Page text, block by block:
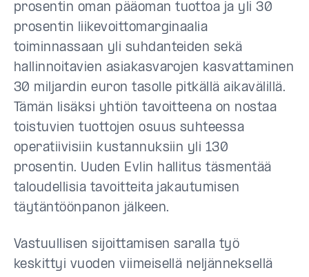
prosentin oman pääoman tuottoa ja yli 30
prosentin liikevoittomarginaalia
toiminnassaan yli suhdanteiden sekä
hallinnoitavien asiakasvarojen kasvattaminen
30 miljardin euron tasolle pitkällä aikavälillä.
Tämän lisäksi yhtiön tavoitteena on nostaa
toistuvien tuottojen osuus suhteessa
operatiivisiin kustannuksiin yli 130
prosentin. Uuden Evlin hallitus täsmentää
taloudellisia tavoitteita jakautumisen
täytäntöönpanon jälkeen.
Vastuullisen sijoittamisen saralla työ
keskittyi vuoden viimeisellä neljänneksellä